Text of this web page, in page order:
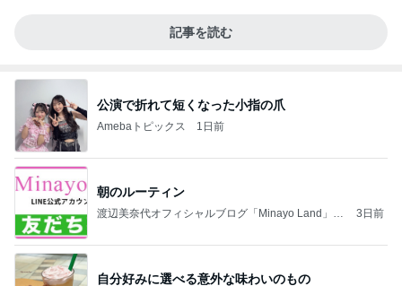
記事を読む
公演で折れて短くなった小指の爪
Amebaトピックス 1日前
朝のルーティン
渡辺美奈代オフィシャルブログ「Minayo Land」P
3日前
自分好みに選べる意外な味わいのもの